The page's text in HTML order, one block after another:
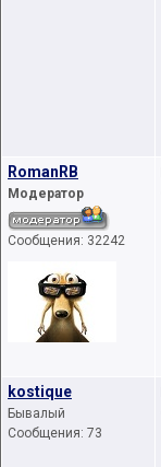
RomanRB
Модератор
Сообщения: 32242
kostique
Бывалый
Сообщения: 73